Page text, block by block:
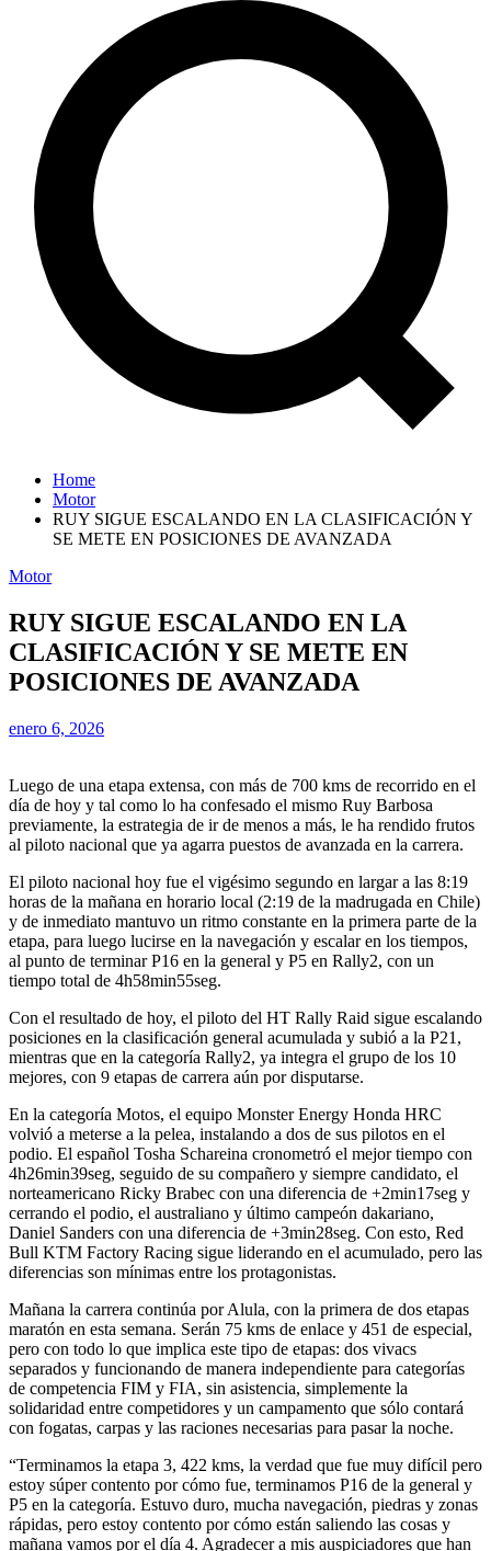
Home
Motor
RUY SIGUE ESCALANDO EN LA CLASIFICACIÓN Y
SE METE EN POSICIONES DE AVANZADA
Motor
RUY SIGUE ESCALANDO EN LA
CLASIFICACIÓN Y SE METE EN
POSICIONES DE AVANZADA
enero 6, 2026
Luego de una etapa extensa, con más de 700 kms de recorrido en el
día de hoy y tal como lo ha confesado el mismo Ruy Barbosa
previamente, la estrategia de ir de menos a más, le ha rendido frutos
al piloto nacional que ya agarra puestos de avanzada en la carrera.
El piloto nacional hoy fue el vigésimo segundo en largar a las 8:19
horas de la mañana en horario local (2:19 de la madrugada en Chile)
y de inmediato mantuvo un ritmo constante en la primera parte de la
etapa, para luego lucirse en la navegación y escalar en los tiempos,
al punto de terminar P16 en la general y P5 en Rally2, con un
tiempo total de 4h58min55seg.
Con el resultado de hoy, el piloto del HT Rally Raid sigue escalando
posiciones en la clasificación general acumulada y subió a la P21,
mientras que en la categoría Rally2, ya integra el grupo de los 10
mejores, con 9 etapas de carrera aún por disputarse.
En la categoría Motos, el equipo Monster Energy Honda HRC
volvió a meterse a la pelea, instalando a dos de sus pilotos en el
podio. El español Tosha Schareina cronometró el mejor tiempo con
4h26min39seg, seguido de su compañero y siempre candidato, el
norteamericano Ricky Brabec con una diferencia de +2min17seg y
cerrando el podio, el australiano y último campeón dakariano,
Daniel Sanders con una diferencia de +3min28seg. Con esto, Red
Bull KTM Factory Racing sigue liderando en el acumulado, pero las
diferencias son mínimas entre los protagonistas.
Mañana la carrera continúa por Alula, con la primera de dos etapas
maratón en esta semana. Serán 75 kms de enlace y 451 de especial,
pero con todo lo que implica este tipo de etapas: dos vivacs
separados y funcionando de manera independiente para categorías
de competencia FIM y FIA, sin asistencia, simplemente la
solidaridad entre competidores y un campamento que sólo contará
con fogatas, carpas y las raciones necesarias para pasar la noche.
“Terminamos la etapa 3, 422 kms, la verdad que fue muy difícil pero
estoy súper contento por cómo fue, terminamos P16 de la general y
P5 en la categoría. Estuvo duro, mucha navegación, piedras y zonas
rápidas, pero estoy contento por cómo están saliendo las cosas y
mañana vamos por el día 4. Agradecer a mis auspiciadores que han